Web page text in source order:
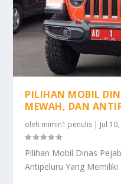
PILIHAN MOBIL
MEWAH, DAN
oleh mimin1 penulis | Jul
Pilihan Mobil Dinas
Antipeluru Yang